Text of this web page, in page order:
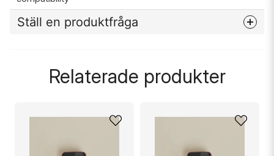
Ställ en produktfråga
name
Namn
Relaterade produkter